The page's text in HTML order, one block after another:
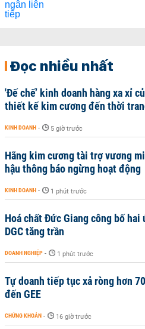
Đọc nhiều nhất
'Đế chế’ kinh doanh hàng xa xỉ
thiết kế kim cương đến thời
KINH DOANH - 5 giờ trước
Hãng kim cương tài trợ vương
hậu thông báo ngừng hoạt động
KINH DOANH - 1 phút trước
Hoá chất Đức Giang công bố hai
DGC tăng trần
DOANH NGHIỆP - 1 phút trước
Tự doanh tiếp tục xả ròng hơn
đến GEE
CHỨNG KHOÁN - 16 giờ trước